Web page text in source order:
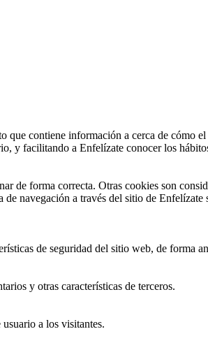
contiene información a cerca de cómo
y facilitando a Enfelízate conocer los
de forma correcta. Otras cookies son
navegación a través del sitio de Enfelízate
de seguridad del sitio web, de forma
y otras características de terceros.
a los visitantes.